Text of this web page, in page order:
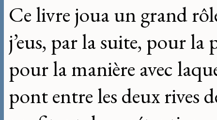
Ce livre joua un grand
j’eus, par la suite, pour la
pour la manière avec
pont entre les deux rives